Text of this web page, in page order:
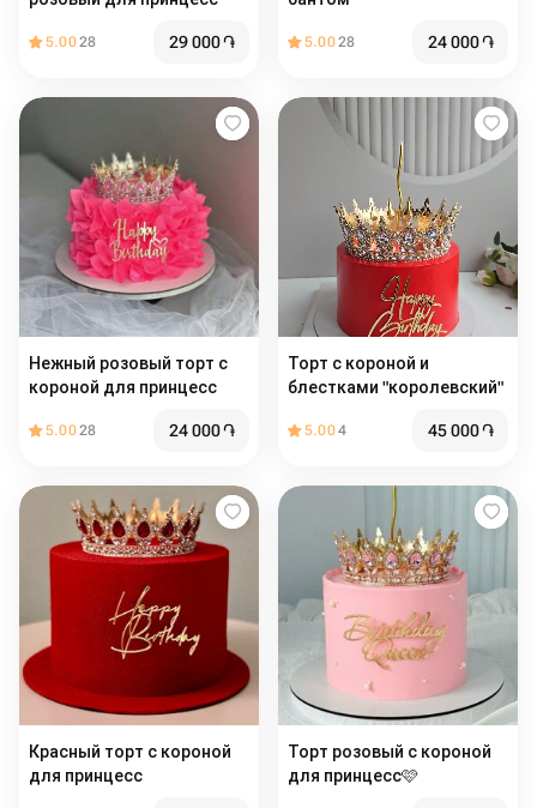
5.0028 29 000֏ 5.0028 24 000֏
Нежный розовый торт с
короной для принцесс
5.0028 24 000֏
Торт с короной и
блестками "королевский"
5.004 45 000֏
Красный торт с короной
для принцесс
Торт розовый с короной
для принцесс🩷